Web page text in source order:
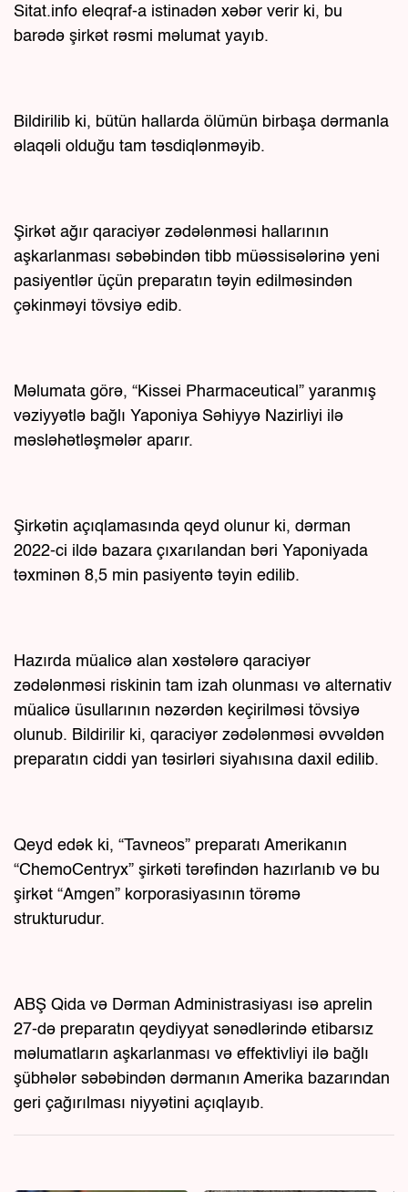
Sitat.info eleqraf-a istinadən xəbər verir ki, bu
barədə şirkət rəsmi məlumat yayıb.
Bildirilib ki, bütün hallarda ölümün birbaşa dərmanla
əlaqəli olduğu tam təsdiqlənməyib.
Şirkət ağır qaraciyər zədələnməsi hallarının
aşkarlanması səbəbindən tibb müəssisələrinə yeni
pasiyentlər üçün preparatın təyin edilməsindən
çəkinməyi tövsiyə edib.
Məlumata görə, “Kissei Pharmaceutical” yaranmış
vəziyyətlə bağlı Yaponiya Səhiyyə Nazirliyi ilə
məsləhətləşmələr aparır.
Şirkətin açıqlamasında qeyd olunur ki, dərman
2022-ci ildə bazara çıxarılandan bəri Yaponiyada
təxminən 8,5 min pasiyentə təyin edilib.
Hazırda müalicə alan xəstələrə qaraciyər
zədələnməsi riskinin tam izah olunması və alternativ
müalicə üsullarının nəzərdən keçirilməsi tövsiyə
olunub. Bildirilir ki, qaraciyər zədələnməsi əvvəldən
preparatın ciddi yan təsirləri siyahısına daxil edilib.
Qeyd edək ki, “Tavneos” preparatı Amerikanın
“ChemoCentryx” şirkəti tərəfindən hazırlanıb və bu
şirkət “Amgen” korporasiyasının törəmə
strukturudur.
ABŞ Qida və Dərman Administrasiyası isə aprelin
27-də preparatın qeydiyyat sənədlərində etibarsız
məlumatların aşkarlanması və effektivliyi ilə bağlı
şübhələr səbəbindən dərmanın Amerika bazarından
geri çağırılması niyyətini açıqlayıb.